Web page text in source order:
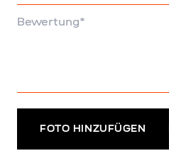
FOTO HINZUFÜGEN